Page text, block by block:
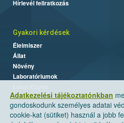
Adatkezelési tájékoztatónkban
gondoskodunk személyes adatai
cookie-kat (sütiket) használ a jobb
Hírlevél feliratkozás
Gyakori kérdések
Élelmiszer
Állat
Növény
Laboratóriumok